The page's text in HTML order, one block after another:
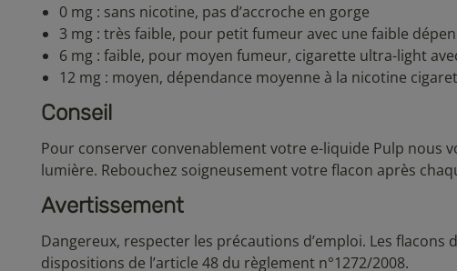
0 mg : sans nicotine, pas d’accroche en gorge
3 mg : très faible, pour petit fumeur avec une faible
6 mg : faible, pour moyen fumeur, cigarette ultra-light
12 mg : moyen, dépendance moyenne à la nicotine
Conseil
Pour conserver convenablement votre e-liquide Pulp nous
lumière. Rebouchez soigneusement votre flacon après
Avertissement
Dangereux, respecter les précautions d’emploi. Les flacons
dispositions de l’article 48 du règlement n°1272/2008.